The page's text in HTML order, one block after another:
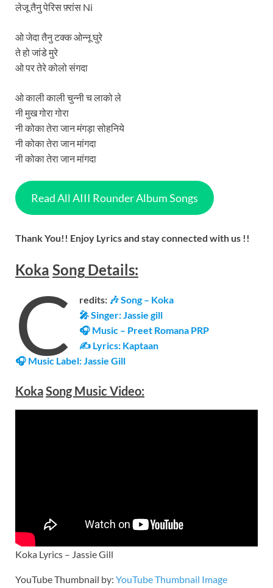
लेजू तैनु पेरिस फ़्रांस Ni
ओ जेदा तैनु टक्क ओन्नू घुरे
ते हो जांडे मुरे
ओ पर तेरे कोलो संगदा
ओ काली काली चुन्नी च लाको ले
नी मुख गोरा गोरा
नी कोका तेरा जान मंगड़ा सोहनिये
नी कोका तेरा जान मांगदा
नी कोका तेरा जान मांगदा
Read All AIII Rounder Album Songs
Thank You!! Enjoy Lyrics and stay connected with us !!
Koka SongDetails:
C redits: 🎶 Song – Koka
🎤 Singer: Jassie gill
🎧 Music – Preet Romana PRP
✍ Lyrics: Kaptaan
🎧 Music Label:Jassie Gill
KokaSong Music Video:
Koka Lyrics – Jassie Gill
YouTube Thumbnail by: YouTube Thumbnail Image